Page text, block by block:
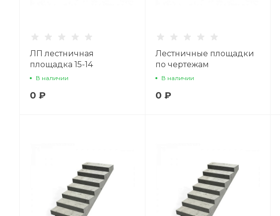
ЛП лестничная
площадка 15-14
В наличии
0 ₽
Лестничные площадки
по чертежам
В наличии
0 ₽